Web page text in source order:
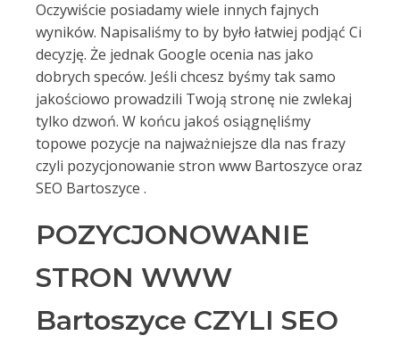
Oczywiście posiadamy wiele innych fajnych
wyników. Napisaliśmy to by było łatwiej podjąć Ci
decyzję. Że jednak Google ocenia nas jako
dobrych speców. Jeśli chcesz byśmy tak samo
jakościowo prowadzili Twoją stronę nie zwlekaj
tylko dzwoń. W końcu jakoś osiągnęliśmy
topowe pozycje na najważniejsze dla nas frazy
czyli pozycjonowanie stron www Bartoszyce oraz
SEO Bartoszyce .
POZYCJONOWANIE
STRON WWW
Bartoszyce CZYLI SEO